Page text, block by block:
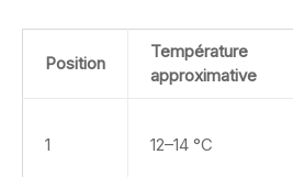
Position
Température
approximative
1 12–14 °C